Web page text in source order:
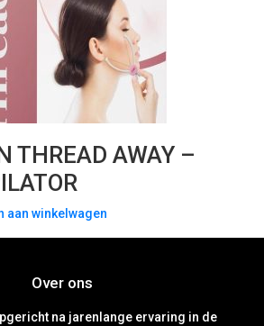
THREAD AWAY –
aan winkelwagen
Over ons
na jarenlange ervaring in de